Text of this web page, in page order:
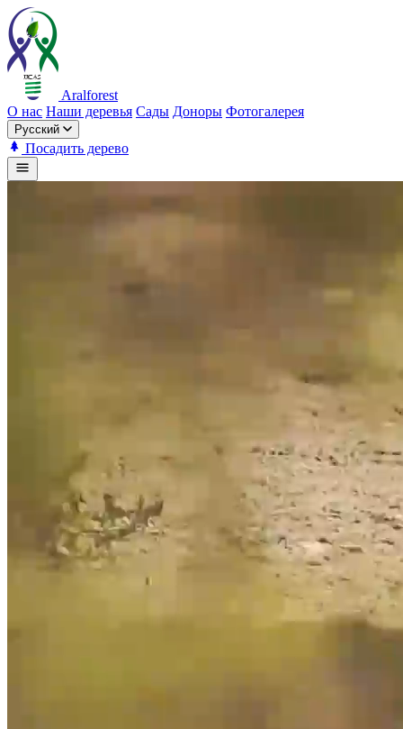
Aralforest
О нас Наши деревья Сады Доноры Фотогалерея
Русский
Посадить дерево